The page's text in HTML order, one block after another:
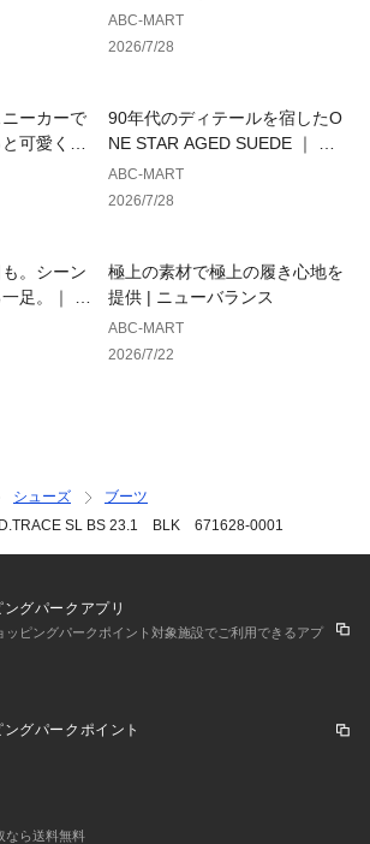
ABC-MART
2026/7/28
ーカーで
可愛くア
90年代のディテールを宿したO
NE STAR AGED SUEDE ｜ コ
ンバース
ABC-MART
2026/7/28
。シーン
足。｜ ホ
極上の素材で極上の履き心地を
提供 | ニューバランス
ABC-MART
2026/7/22
シューズ
ブーツ
SL BS 23.1 BLK 671628-0001
グパークアプリ
ッピングパークポイント対象施設でご利用できるアプ
グパークポイント
なら送料無料